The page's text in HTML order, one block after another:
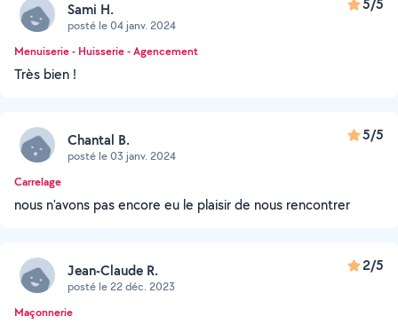
Sami H.
posté le 04 janv. 2024
5/5
Menuiserie - Huisserie - Agencement
Très bien !
Chantal B.
posté le 03 janv. 2024
5/5
Carrelage
nous n'avons pas encore eu le plaisir de nous rencontrer
Jean-Claude R.
posté le 22 déc. 2023
2/5
Maçonnerie